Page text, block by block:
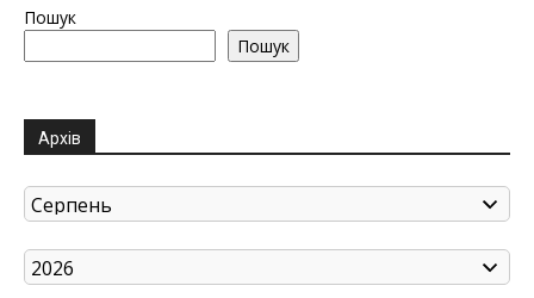
Пошук
Пошук
Архів